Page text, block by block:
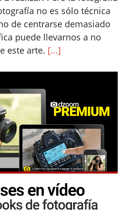
no es sólo técnica
de centrarse demasiado
puede llevarnos a no
este arte. [...]